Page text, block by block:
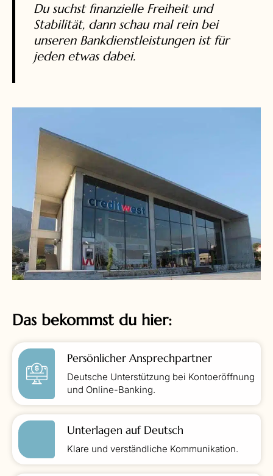
Du suchst finanzielle Freiheit und
Stabilität, dann schau mal rein bei
unseren Bankdienstleistungen ist für
jeden etwas dabei.
Das bekommst du hier:
Persönlicher Ansprechpartner
Deutsche Unterstützung bei Kontoeröffnung
und Online-Banking.
Unterlagen auf Deutsch
Klare und verständliche Kommunikation.